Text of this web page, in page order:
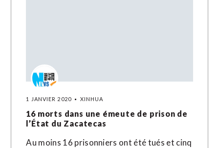
1 JANVIER 2020 XINHUA
16 morts dans une émeute de prison de
l’État du Zacatecas
Au moins 16 prisonniers ont été tués et cinq